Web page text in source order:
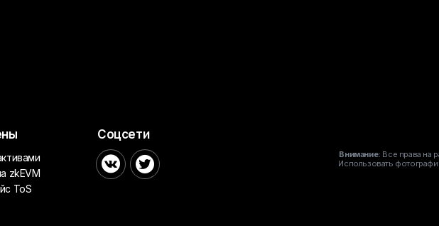
zkEVM
ToS
Соцсети
 
Внимание: Все права на
Использовать